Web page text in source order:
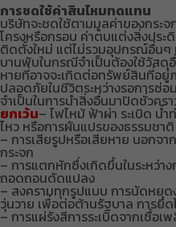
การชดใช้ค่าสินไหมทดแทน
บริษัทจะชดใช้ตามมูลค่าของกระ
โครงหรือกรอบ ค่าตบแต่งสิ่งประ
ติดตั้งใหม่ แต่ไม่รวมอุปกรณ์อื่นๆ
บานพับในกรณีจำเป็นต้องใช้วัสดุ
หายที่อาจจะเกิดต่อทรัพย์สินที่อยู่
ปลอดภัยในชีวิตระหว่างรอการซ่
จำเป็นในการนำสิ่งอื่นมาปิดชั่วค
ยกเว้น– ไฟไหม้ ฟ้าผ่า ระเบิด น้
ไหว หรือการผันแปรของธรรมชาติ
– การเสียรูปหรือเสียหาย นอกจ
กระจก
– การแตกหักซึ่งเกิดขึ้นในระหว่า
ถอดถอนดัดแปลง
– สงครามทุกรูปแบบ การนัดหยุด
วุ่นวาย เพื่อต่อต้านรัฐบาล การยึ
– การแผ่รังสีการระเบิดจากเชื้อ